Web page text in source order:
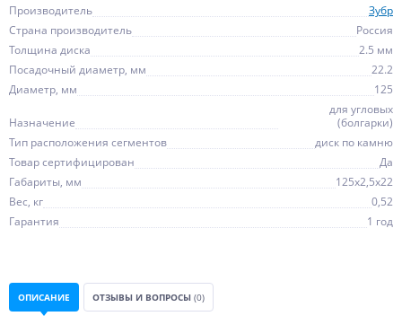
Производитель
Зубр
Страна производитель
Россия
Толщина диска
2.5 мм
Посадочный диаметр, мм
22.2
Диаметр, мм
125
Назначение
для угловых
(болгарки)
Тип расположения сегментов
диск по камню
Товар сертифицирован
Да
Габариты, мм
125х2,5х22
Вес, кг
0,52
Гарантия
1 год
ОПИСАНИЕ ОТЗЫВЫ И ВОПРОСЫ (0)